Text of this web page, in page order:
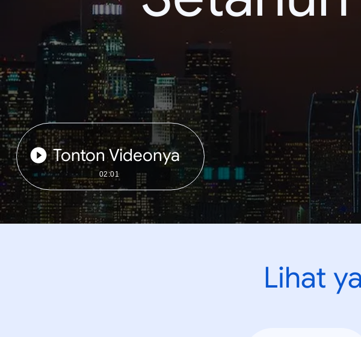
Tonton Videonya
02:01
Lihat